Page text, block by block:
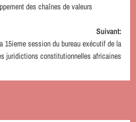
des chaînes de valeurs
Suivant:
15ieme session du bureau exécutif de la
juridictions constitutionnelles africaines